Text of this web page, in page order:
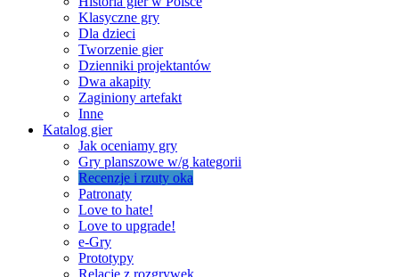
Klasyczne gry
Dla dzieci
Tworzenie gier
Dzienniki projektantów
Dwa akapity
Zaginiony artefakt
Inne
Katalog gier
Jak oceniamy gry
Gry planszowe w/g kategorii
Recenzje i rzuty oka
Patronaty
Love to hate!
Love to upgrade!
e-Gry
Prototypy
Relacje z rozgrywek